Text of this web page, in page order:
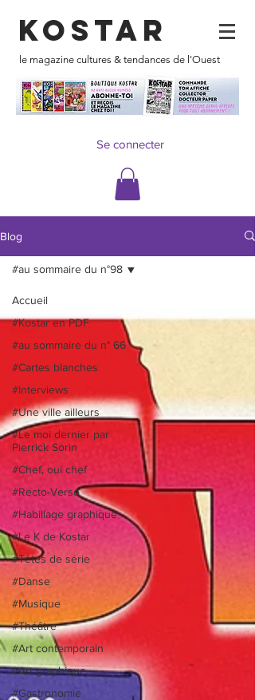
KOSTAR
le magazine cultures & tendances de l'Ouest
Se connecter
Blog
Accueil
#Kostar en PDF
#au sommaire du n° 66
#Cartes blanches
#Interviews
#Une ville ailleurs
#Le moi dernier par
Pierrick Sorin
#Chef, oui chef
#Recto-Verso
#Habillage graphique
#Le K de Kostar
#Têtes de série
#Danse
#Musique
#Théâtre
#Art contemporain
#Art graphique
#Gastronomie
#au sommaire du n°98